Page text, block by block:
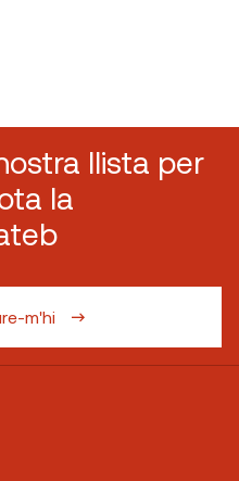
llista per
la
m'hi